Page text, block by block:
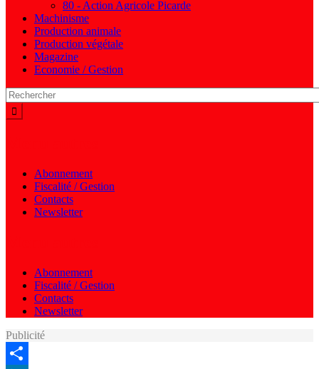
80 - Action Agricole Picarde
Machinisme
Production animale
Production végétale
Magazine
Economie / Gestion
Abonnement
Fiscalité / Gestion
Contacts
Newsletter
Abonnement
Fiscalité / Gestion
Contacts
Newsletter
Publicité